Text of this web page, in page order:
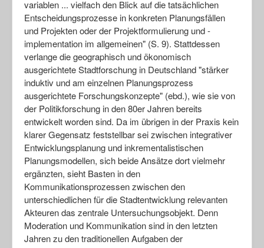
variablen ... vielfach den Blick auf die tatsächlichen
Entscheidungsprozesse in konkreten Planungsfällen
und Projekten oder der Projektformulierung und -
implementation im allgemeinen" (S. 9). Stattdessen
verlange die geographisch und ökonomisch
ausgerichtete Stadtforschung in Deutschland "stärker
induktiv und am einzelnen Planungsprozess
ausgerichtete Forschungskonzepte" (ebd.), wie sie von
der Politikforschung in den 80er Jahren bereits
entwickelt worden sind. Da im übrigen in der Praxis kein
klarer Gegensatz feststellbar sei zwischen integrativer
Entwicklungsplanung und inkrementalistischen
Planungsmodellen, sich beide Ansätze dort vielmehr
ergänzten, sieht Basten in den
Kommunikationsprozessen zwischen den
unterschiedlichen für die Stadtentwicklung relevanten
Akteuren das zentrale Untersuchungsobjekt. Denn
Moderation und Kommunikation sind in den letzten
Jahren zu den traditionellen Aufgaben der